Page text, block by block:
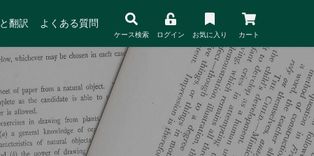
翻訳 よくある質問
ケース検索 ログイン お気に入り カート